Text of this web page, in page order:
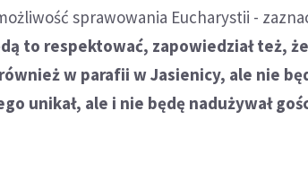
sprawowania Eucharystii -
to respektować, zapowiedział też,
w parafii w Jasienicy, ale nie
unikał, ale i nie będę nadużywał